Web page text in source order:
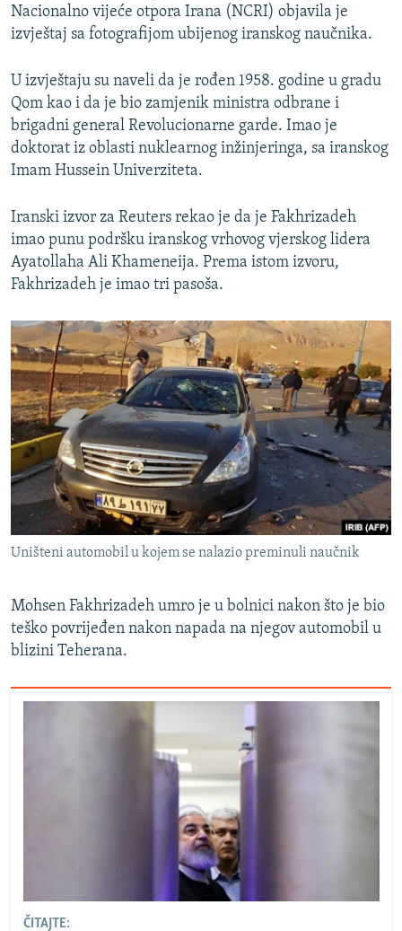
Nacionalno vijeće otpora Irana (NCRI) objavila je
izvještaj sa fotografijom ubijenog iranskog naučnika.
U izvještaju su naveli da je rođen 1958. godine u gradu
Qom kao i da je bio zamjenik ministra odbrane i
brigadni general Revolucionarne garde. Imao je
doktorat iz oblasti nuklearnog inžinjeringa, sa iranskog
Imam Hussein Univerziteta.
Iranski izvor za Reuters rekao je da je Fakhrizadeh
imao punu podršku iranskog vrhovog vjerskog lidera
Ayatollaha Ali Khameneija. Prema istom izvoru,
Fakhrizadeh je imao tri pasoša.
Uništeni automobil u kojem se nalazio preminuli naučnik
Mohsen Fakhrizadeh umro je u bolnici nakon što je bio
teško povrijeđen nakon napada na njegov automobil u
blizini Teherana.
ČITAJTE: